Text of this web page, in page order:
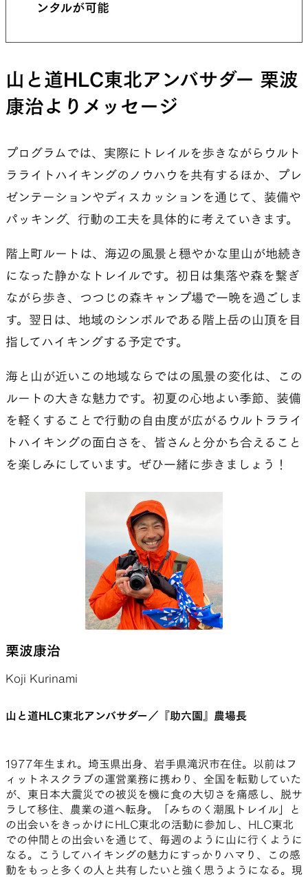
ンタルが可能
山と道HLC東北アンバサダー 栗波
康治よりメッセージ
プログラムでは、実際にトレイルを歩きながらウルト
ラライトハイキングのノウハウを共有するほか、プレ
ゼンテーションやディスカッションを通じて、装備や
パッキング、行動の工夫を具体的に考えていきます。
階上町ルートは、海辺の風景と穏やかな里山が地続き
になった静かなトレイルです。初日は集落や森を繋ぎ
ながら歩き、つつじの森キャンプ場で一晩を過ごしま
す。翌日は、地域のシンボルである階上岳の山頂を目
指してハイキングする予定です。
海と山が近いこの地域ならではの風景の変化は、この
ルートの大きな魅力です。初夏の心地よい季節、装備
を軽くすることで行動の自由度が広がるウルトラライ
トハイキングの面白さを、皆さんと分かち合えること
を楽しみにしています。ぜひ一緒に歩きましょう！
栗波康治
Koji Kurinami
山と道HLC東北アンバサダー／『助六園』農場長
1977年生まれ。埼玉県出身、岩手県滝沢市在住。以前はフ
ィットネスクラブの運営業務に携わり、全国を転勤していた
が、東日本大震災での被災を機に食の大切さを痛感し、脱サ
ラして移住、農業の道へ転身。「みちのく潮風トレイル」と
の出会いをきっかけにHLC東北の活動に参加し、HLC東北
での仲間との出会いを通じて、毎週のように山に行くように
なる。こうしてハイキングの魅力にすっかりハマり、この感
動をもっと多くの人と共有したいと強く思うようになる。現